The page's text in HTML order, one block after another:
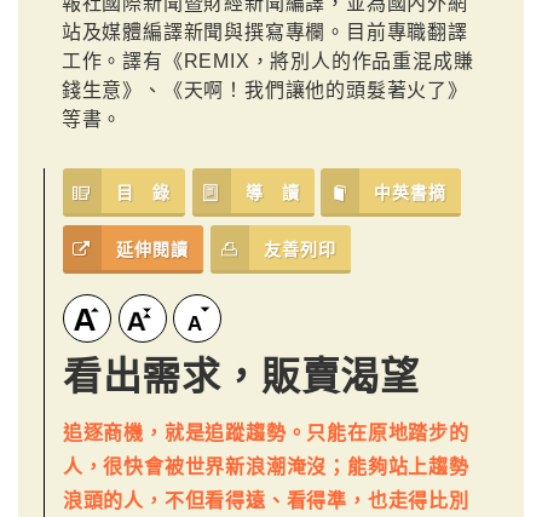
站及媒體編譯新聞與撰寫專欄。目前專職翻譯
工作。譯有《REMIX，將別人的作品重混成賺
錢生意》、《天啊！我們讓他的頭髮著火了》
等書。
目 錄 導 讀 中英書摘
延伸閱讀 友善列印
看出需求，販賣渴望
追逐商機，就是追蹤趨勢。只能在原地踏步的
人，很快會被世界新浪潮淹沒；能夠站上趨勢
浪頭的人，不但看得遠、看得準，也走得比別